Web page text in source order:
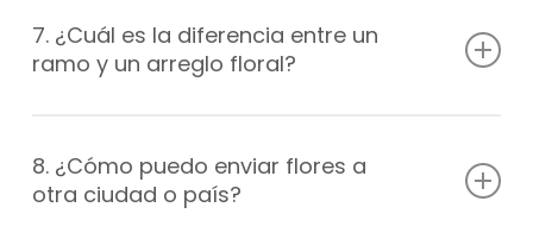
las rosas, girasoles, lirios, margaritas y tulipanes. Sin
embargo, el tipo de flor depende del gusto personal y
del mensaje que se quiere transmitir.
7. ¿Cuál es la diferencia entre un
ramo y un arreglo floral?
mientras que un arreglo floral es una disposición de
flores con un diseño específico. Los arreglos florales a
menudo incluyen follaje y otros elementos decorativos.
8. ¿Cómo puedo enviar flores a
otra ciudad o país?